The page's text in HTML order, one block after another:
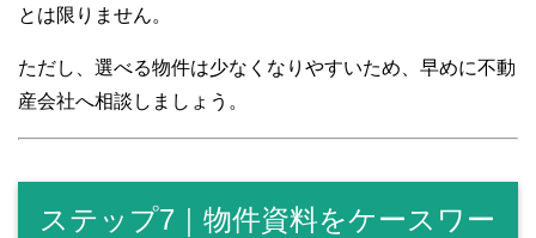
とは限りません。
ただし、選べる物件は少なくなりやすいため、早めに不動
産会社へ相談しましょう。
ステップ7｜物件資料をケースワー